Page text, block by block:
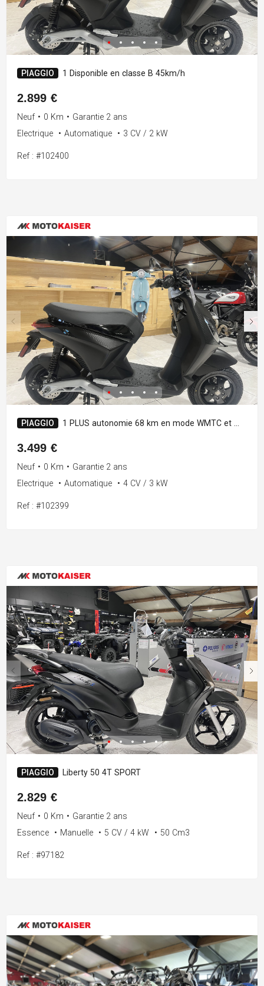
PIAGGIO 1 Disponible en classe B 45km/h
2.899 €
Neuf • 0 Km • Garantie 2 ans
Electrique
• Automatique • 3 CV / 2 kW
Ref : #102400
PIAGGIO 1 PLUS autonomie 68 km en mode WMTC et 100 km en mode ECO B 45km/h
3.499 €
Neuf • 0 Km • Garantie 2 ans
Electrique
• Automatique • 4 CV / 3 kW
Ref : #102399
PIAGGIO Liberty 50 4T SPORT
2.829 €
Neuf • 0 Km • Garantie 2 ans
Essence
• Manuelle • 5 CV / 4 kW • 50 Cm3
Ref : #97182